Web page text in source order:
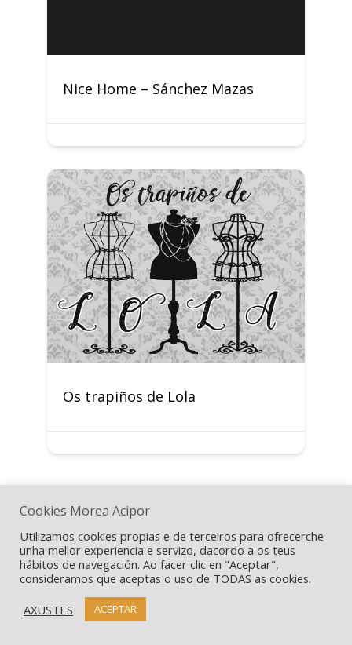
Nice Home – Sánchez Mazas
Os trapiños de Lola
Cookies Morea Acipor
Utilizamos cookies propias e de terceiros para ofrecerche
unha mellor experiencia e servizo, dacordo a os teus
hábitos de navegación. Ao facer clic en "Aceptar",
consideramos que aceptas o uso de TODAS as cookies.
AXUSTES
ACEPTAR